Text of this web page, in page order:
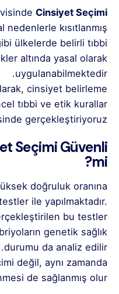
Cinsiyet Seçimi
kısıtlanmış
ülkelerde belirli tıbbi
altında yasal olarak
uygulanabilmektedir.
cinsiyet belirleme
tıbbi ve etik kurallar
gerçekleştiriyoruz.
Seçimi Güvenli
mi?
doğruluk oranına
ile yapılmaktadır.
bu testler
genetik sağlık
durumu da analiz edilir.
değil, aynı zamanda
de sağlanmış olur.